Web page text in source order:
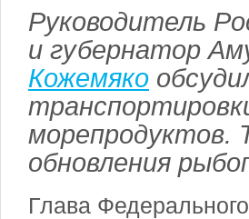
Руководитель
и губернатор
Кожемяко
морепродуктов.
обновления
Глава